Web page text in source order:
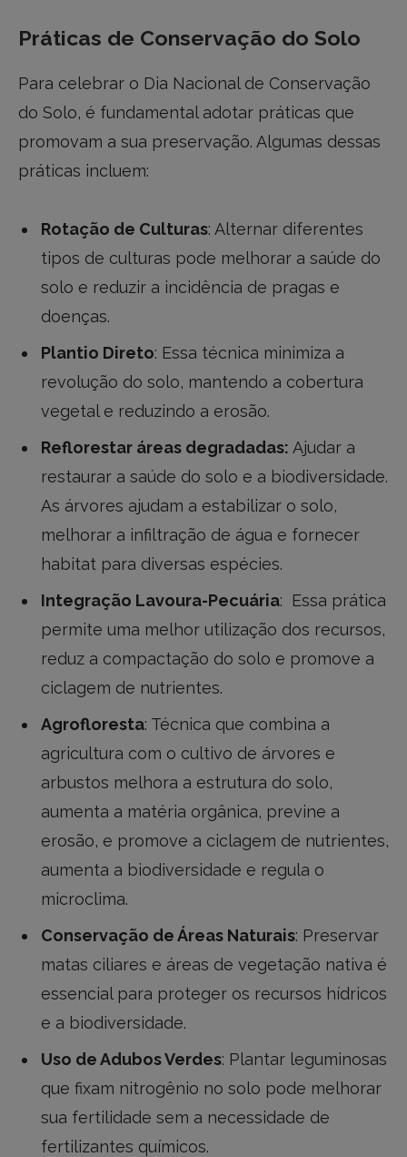
Práticas de Conservação do Solo
Para celebrar o Dia Nacional de Conservação
do Solo, é fundamental adotar práticas que
promovam a sua preservação. Algumas dessas
práticas incluem:
Rotação de Culturas: Alternar diferentes
tipos de culturas pode melhorar a saúde do
solo e reduzir a incidência de pragas e
doenças.
Plantio Direto: Essa técnica minimiza a
revolução do solo, mantendo a cobertura
vegetal e reduzindo a erosão.
Reflorestar áreas degradadas: Ajudar a
restaurar a saúde do solo e a biodiversidade.
As árvores ajudam a estabilizar o solo,
melhorar a infiltração de água e fornecer
habitat para diversas espécies.
Integração Lavoura-Pecuária: Essa prática
permite uma melhor utilização dos recursos,
reduz a compactação do solo e promove a
ciclagem de nutrientes.
Agrofloresta: Técnica que combina a
agricultura com o cultivo de árvores e
arbustos melhora a estrutura do solo,
aumenta a matéria orgânica, previne a
erosão, e promove a ciclagem de nutrientes,
aumenta a biodiversidade e regula o
microclima.
Conservação de Áreas Naturais: Preservar
matas ciliares e áreas de vegetação nativa é
essencial para proteger os recursos hídricos
e a biodiversidade.
Uso de Adubos Verdes: Plantar leguminosas
que fixam nitrogênio no solo pode melhorar
sua fertilidade sem a necessidade de
fertilizantes químicos.